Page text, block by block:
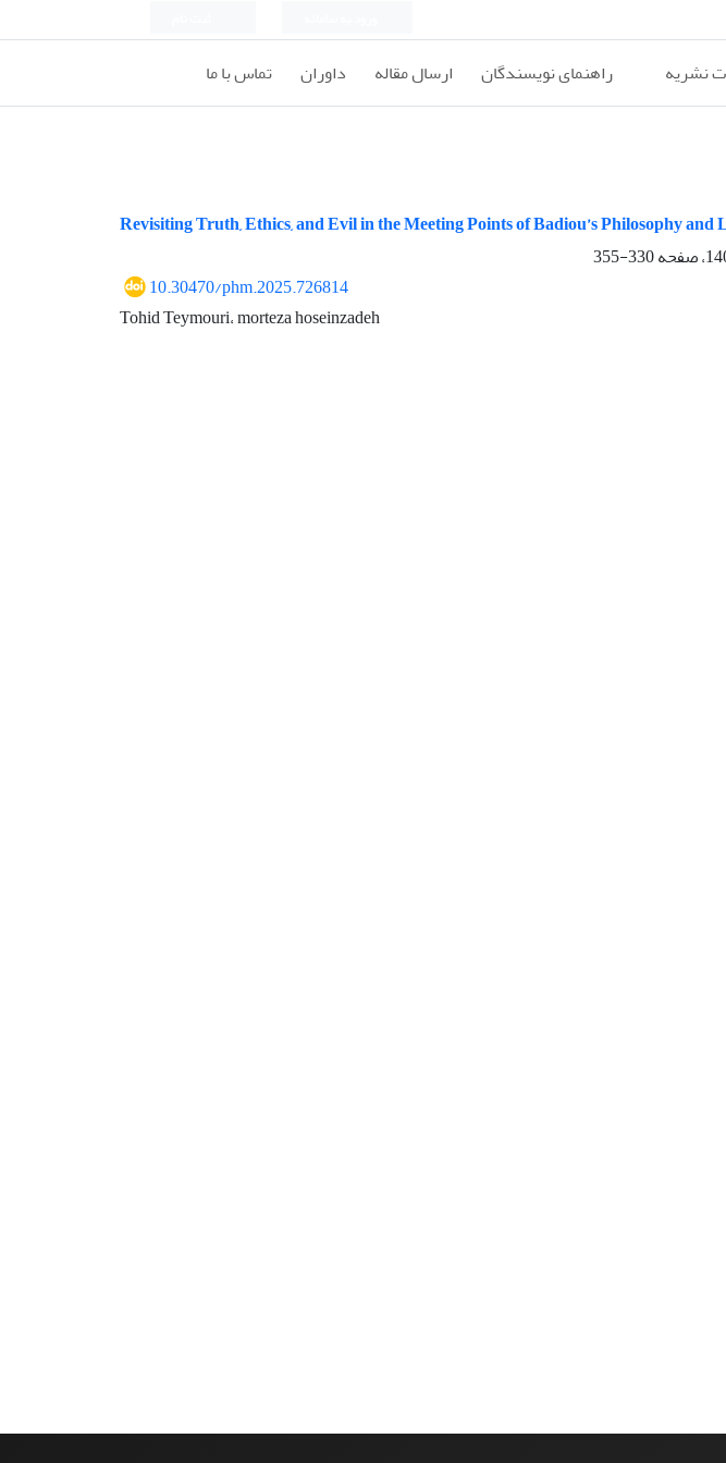
نشریه راهنمای نویسندگان ارسال مقاله داوران تماس با ما
Revisiting Truth, Ethics, and Evil in the Meeting Points of Badiou’s Philosophy
330-355
10.30470/phm.2025.726814
Tohid Teymouri، morteza hoseinzadeh